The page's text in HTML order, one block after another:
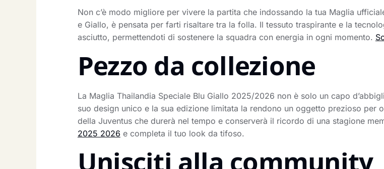
Non c’è modo migliore per vivere la partita che indossando la tua Maglia
e Giallo, è pensata per farti risaltare tra la folla. Il tessuto traspirante e la
asciutto, permettendoti di sostenere la squadra con energia in ogni momento.
Pezzo da collezione
La Maglia Thailandia Speciale Blu Giallo 2025/2026 non è solo un capo
suo design unico e la sua edizione limitata la rendono un oggetto prezioso per
della Juventus che durerà nel tempo e conserverà il ricordo di una stagione
2025 2026 e completa il tuo look da tifoso.
Unisciti alla community